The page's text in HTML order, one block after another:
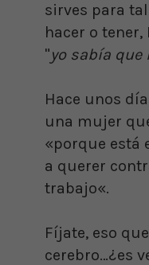
sirves para
hacer o tener,
"yo sabía que
Hace unos
una mujer
«porque está
a querer
trabajo«.
Fíjate, eso
cerebro…¿es